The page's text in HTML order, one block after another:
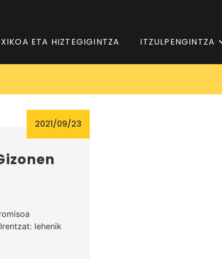
ETA HIZTEGIGINTZA ITZULPENGINTZA
2021/09/23
lehenik